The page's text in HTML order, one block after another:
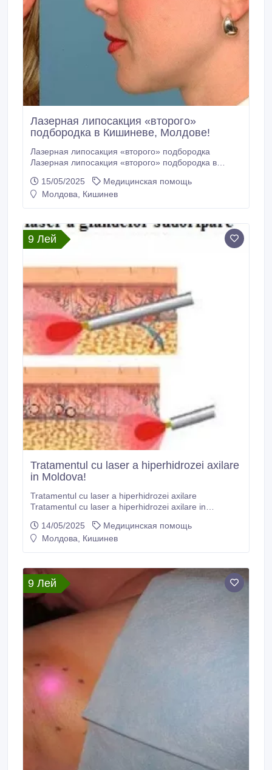
Лазерная липосакция «второго»
подбородка в Кишиневе, Молдове!
Лазерная липосакция «второго» подбородка
Лазерная липосакция «второго» подбородка в
операции в кабинете лазерной хирургии
“LaserMedMoldova”! В кабинете лазерной хирургии
15/05/2025
Медицинская помощь
Молдова, Кишинев
9 Лей
Tratamentul cu laser a hiperhidrozei axilare
in Moldova!
Tratamentul cu laser a hiperhidrozei axilare
Tratamentul cu laser a hiperhidrozei axilare in
pentru Republica Moldova, este tratamentul cu laser a
hiperhidrozei axilare! Tratamentul laser a hiperhidrozei
14/05/2025
Медицинская помощь
Молдова, Кишинев
9 Лей